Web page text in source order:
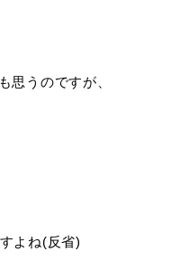
思うのですが、
よね(反省)